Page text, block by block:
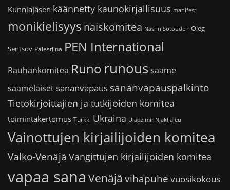
Kunniajäsen käännetty kaunokirjallisuus manifesti
monikielisyys naiskomitea Nasrin Sotoudeh Oleg
Sentsov Palestiina PEN International
Rauhankomitea Runo runoussaame
saamelaiset sananvapaus sananvapauspalkinto
Tietokirjoittajien ja tutkijoiden komitea
toimintakertomus Turkki Ukraina Uladzimir Njakljajeu
Vainottujen kirjailijoiden komitea
Valko-Venäjä Vangittujen kirjailijoiden komitea
vapaa sana Venäjä vihapuhe vuosikokous